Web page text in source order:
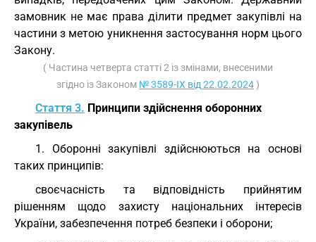
замовник не має права ділити предмет закупівлі на
частини з метою уникнення застосування норм цього
Закону.
( Частина четверта статті 2 із змінами, внесеними
згідно із Законом № 3589-IX від 22.02.2024)
Стаття 3. Принципи здійснення оборонних
закупівель
1. Оборонні закупівлі здійснюються на основі
таких принципів:
своєчасність та відповідність прийнятим
рішенням щодо захисту національних інтересів
України, забезпечення потреб безпеки і оборони;